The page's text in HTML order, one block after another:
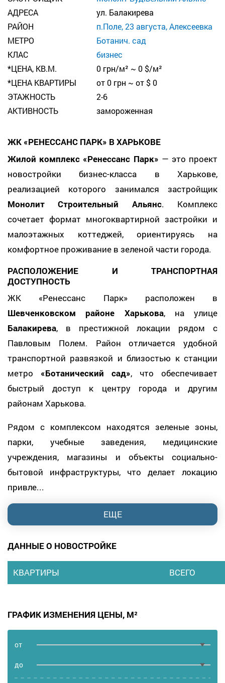
АДРЕСА
ул. Балакирева
РАЙОН
п.Поле, 23 августа, Алексеевка
МЕТРО
Ботанич. сад
КЛАС
бизнес
*ЦЕНА, КВ.М.
0 грн/м² ~ 0 $/м²
*ЦЕНА КВАРТИРЫ
от 0 грн ~ от $ 0
ЭТАЖНОСТЬ
2-6
АКТИВНОСТЬ
замороженная
ЖК «РЕНЕССАНС ПАРК» В ХАРЬКОВЕ
Жилой комплекс «Ренессанс Парк» — это проект
новостройки бизнес-класса в Харькове,
реализацией которого занимался застройщик
Монолит Строительный Альянс. Комплекс
сочетает формат многоквартирной застройки и
малоэтажных коттеджей, ориентируясь на
комфортное проживание в зеленой части города.
РАСПОЛОЖЕНИЕ И ТРАНСПОРТНАЯ
ДОСТУПНОСТЬ
ЖК «Ренессанс Парк» расположен в
Шевченковском районе Харькова, на улице
Балакирева, в престижной локации рядом с
Павловым Полем. Район отличается удобной
транспортной развязкой и близостью к станции
метро «Ботанический сад», что обеспечивает
быстрый доступ к центру города и другим
районам Харькова.
Рядом с комплексом находятся зеленые зоны,
парки, учебные заведения, медицинские
учреждения, магазины и объекты социально-
бытовой инфраструктуры, что делает локацию
привле...
ЕЩЕ
ДАННЫЕ О НОВОСТРОЙКЕ
КВАРТИРЫ ВСЕГО
ГРАФИК ИЗМЕНЕНИЯ ЦЕНЫ, М²
от
дo